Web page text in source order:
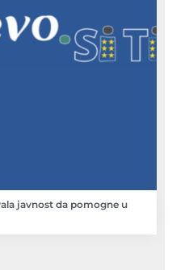
javnost da pomogne u